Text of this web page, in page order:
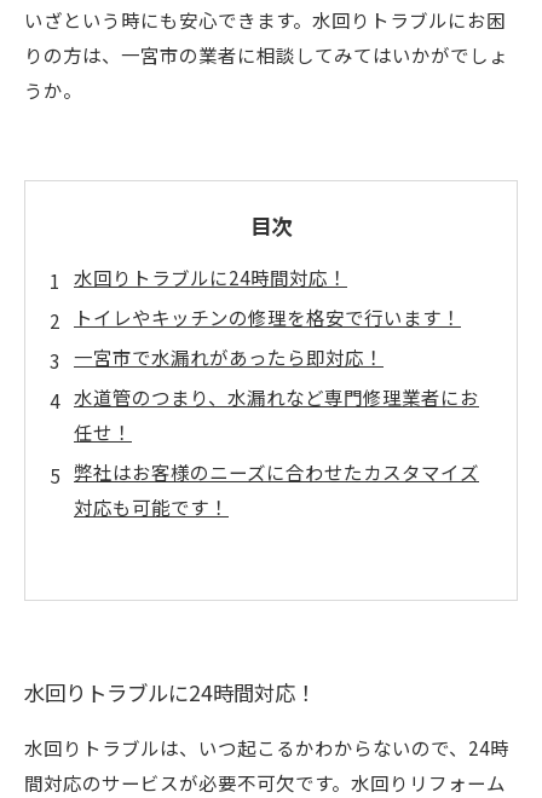
いざという時にも安心できます。水回りトラブルにお困
りの方は、一宮市の業者に相談してみてはいかがでしょ
うか。
目次
水回りトラブルに24時間対応！
トイレやキッチンの修理を格安で行います！
一宮市で水漏れがあったら即対応！
水道管のつまり、水漏れなど専門修理業者にお
任せ！
弊社はお客様のニーズに合わせたカスタマイズ
対応も可能です！
水回りトラブルに24時間対応！
水回りトラブルは、いつ起こるかわからないので、24時
間対応のサービスが必要不可欠です。水回りリフォーム